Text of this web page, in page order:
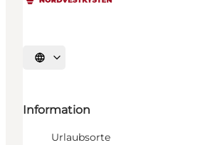
Sprache auswählen
Information
Urlaubsorte